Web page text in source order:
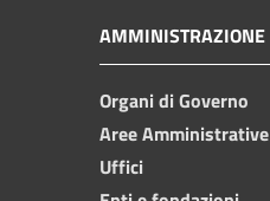
AMMINISTRAZIONE
Organi di Governo
Aree Amministrative
Uffici